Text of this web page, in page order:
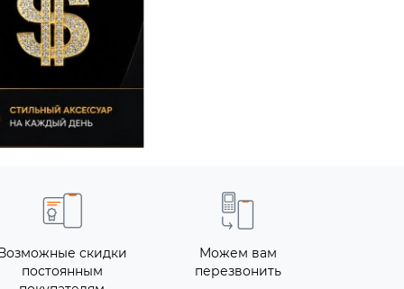
Возможные скидки
постоянным
Можем вам
перезвонить